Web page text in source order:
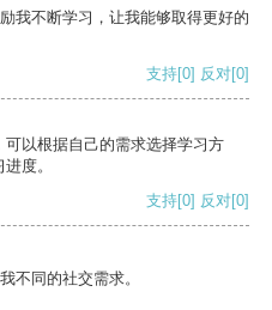
我不断学习，让我能够取得更好的
支持[0] 反对[0]
以根据自己的需求选择学习方
度。
支持[0] 反对[0]
不同的社交需求。